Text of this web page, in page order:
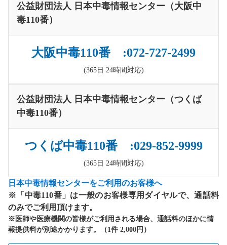
公益財団法人 日本中毒情報センター（大阪中
毒110番）
大阪中毒110番 :072-727-2499
(365日 24時間対応)
公益財団法人 日本中毒情報センター（つくば
中毒110番）
つくば中毒110番 :029-852-9999
(365日 24時間対応)
日本中毒情報センターをご利用のお客様へ
※「中毒110番」は一般のお客様専用ダイヤルで、通話料
のみでご利用頂けます。
※医師や医療機関の皆様がご利用される場合、通話料のほかに情
報提供料が別途かかります。（1件 2,000円）